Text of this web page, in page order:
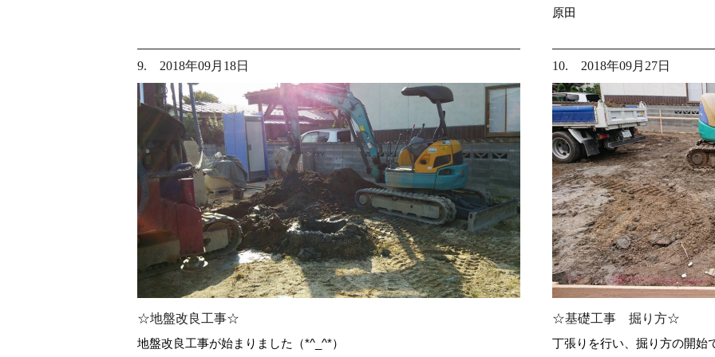
原田
9. 2018年09月18日
☆地盤改良工事☆
地盤改良工事が始まりました（*^_^*）
10. 2018年09月27日
☆基礎工事 掘り方☆
丁張りを行い、掘り方の開始